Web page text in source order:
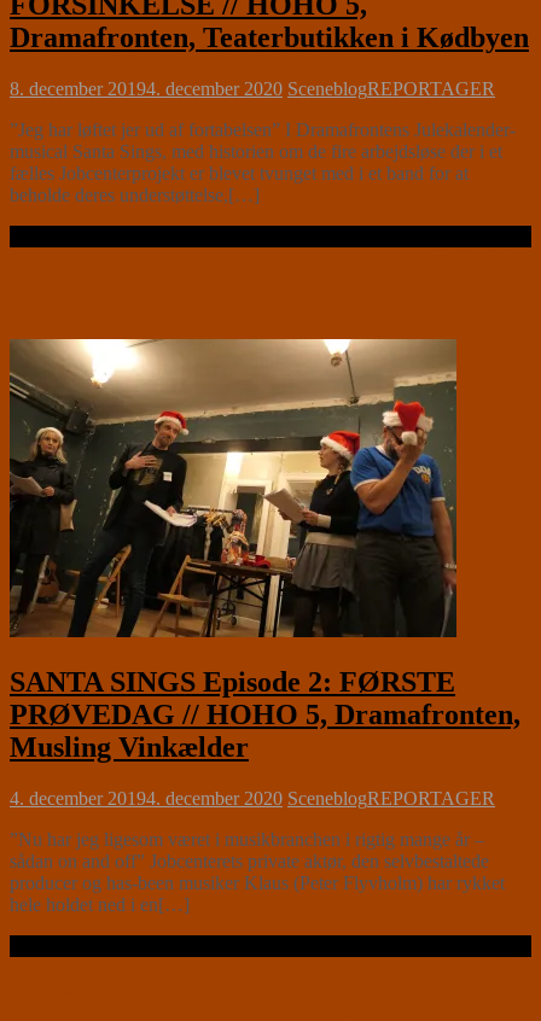
Dramafronten, Teaterbutikken i Kødbyen
8. december 20194. december 2020 SceneblogREPORTAGER
”Jeg har løftet jer ud af fortabelsen” I Dramafrontens Julekalender-
musical Santa Sings, med historien om de fire arbejdsløse der i et
fælles Jobcenterprojekt er blevet tvunget med i et band for at
beholde deres understøttelse,[…]
SANTA SINGS Episode 2: FØRSTE
PRØVEDAG // HOHO 5, Dramafronten,
Musling Vinkælder
4. december 20194. december 2020 SceneblogREPORTAGER
”Nu har jeg ligesom været i musikbranchen i rigtig mange år –
sådan on and off” Jobcenterets private aktør, den selvbestaltede
producer og has-been musiker Klaus (Peter Flyvholm) har rykket
hele holdet ned i en[…]